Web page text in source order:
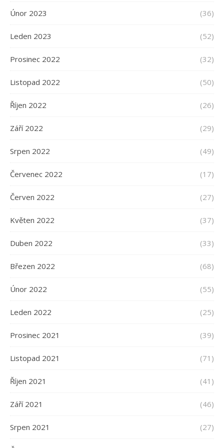
Únor 2023 (36)
Leden 2023 (52)
Prosinec 2022 (32)
Listopad 2022 (50)
Říjen 2022 (26)
Září 2022 (29)
Srpen 2022 (49)
Červenec 2022 (17)
Červen 2022 (27)
Květen 2022 (37)
Duben 2022 (33)
Březen 2022 (68)
Únor 2022 (55)
Leden 2022 (25)
Prosinec 2021 (39)
Listopad 2021 (71)
Říjen 2021 (41)
Září 2021 (46)
Srpen 2021 (27)